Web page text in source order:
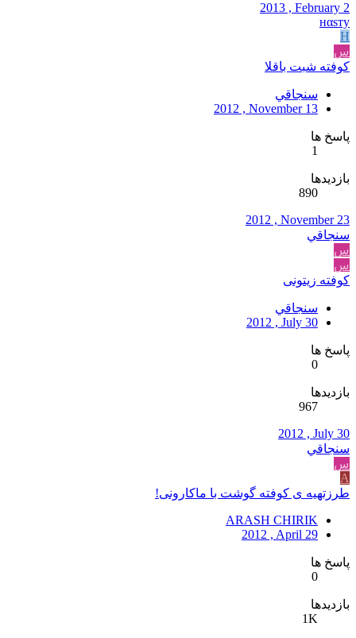
2013 , February 2
нαѕту
Н
س
کوفته شبت باقلا
سنجاقي
2012 , November 13
پاسخ ها
1
بازدیدها
890
2012 , November 23
سنجاقي
س
س
کوفته زیتونی
سنجاقي
2012 , July 30
پاسخ ها
0
بازدیدها
967
2012 , July 30
سنجاقي
س
A
طرزتهیه ی کوفته گوشت با ماکارونی!
ARASH CHIRIK
2012 , April 29
پاسخ ها
0
بازدیدها
1K